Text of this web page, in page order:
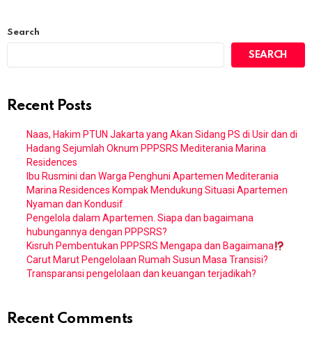
Search
SEARCH
Recent Posts
Naas, Hakim PTUN Jakarta yang Akan Sidang PS di Usir dan di
Hadang Sejumlah Oknum PPPSRS Mediterania Marina
Residences
Ibu Rusmini dan Warga Penghuni Apartemen Mediterania
Marina Residences Kompak Mendukung Situasi Apartemen
Nyaman dan Kondusif
Pengelola dalam Apartemen. Siapa dan bagaimana
hubungannya dengan PPPSRS?
Kisruh Pembentukan PPPSRS Mengapa dan Bagaimana
Carut Marut Pengelolaan Rumah Susun Masa Transisi?
Transparansi pengelolaan dan keuangan terjadikah?
Recent Comments